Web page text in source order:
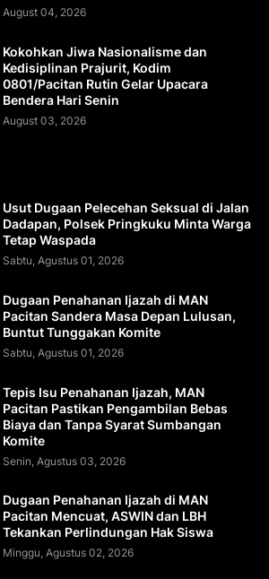
August 04, 2026
Kokohkan Jiwa Nasionalisme dan
Kedisiplinan Prajurit, Kodim
0801/Pacitan Rutin Gelar Upacara
Bendera Hari Senin
August 03, 2026
Usut Dugaan Pelecehan Seksual di Jalan
Dadapan, Polsek Pringkuku Minta Warga
Tetap Waspada
Sabtu, Agustus 01, 2026
Dugaan Penahanan Ijazah di MAN
Pacitan Sandera Masa Depan Lulusan,
Buntut Tunggakan Komite
Sabtu, Agustus 01, 2026
Tepis Isu Penahanan Ijazah, MAN
Pacitan Pastikan Pengambilan Bebas
Biaya dan Tanpa Syarat Sumbangan
Komite
Senin, Agustus 03, 2026
Dugaan Penahanan Ijazah di MAN
Pacitan Mencuat, ASWIN dan LBH
Tekankan Perlindungan Hak Siswa
Minggu, Agustus 02, 2026